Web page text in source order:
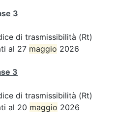
3
di trasmissibilità (Rt)
al 27 maggio 2026
3
di trasmissibilità (Rt)
al 20 maggio 2026